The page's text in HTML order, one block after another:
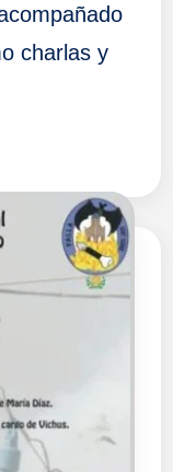
charlas y